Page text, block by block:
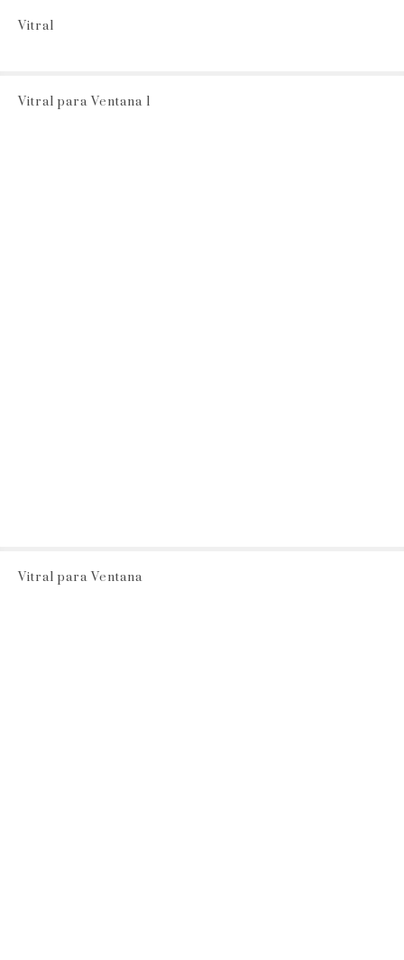
Vitral
Vitral para Ventana 1
Vitral para Ventana